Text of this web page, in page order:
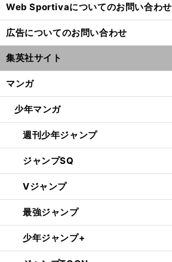
Web Sportivaについてのお問い合わせ
広告についてのお問い合わせ
集英社サイト
マンガ
少年マンガ
週刊少年ジャンプ
ジャンプSQ
Vジャンプ
最強ジャンプ
少年ジャンプ+